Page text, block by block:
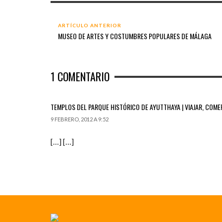
ARTÍCULO ANTERIOR
MUSEO DE ARTES Y COSTUMBRES POPULARES DE MÁLAGA
1 COMENTARIO
TEMPLOS DEL PARQUE HISTÓRICO DE AYUTTHAYA | VIAJAR,
9 FEBRERO, 2012 A 9:52
[…] […]